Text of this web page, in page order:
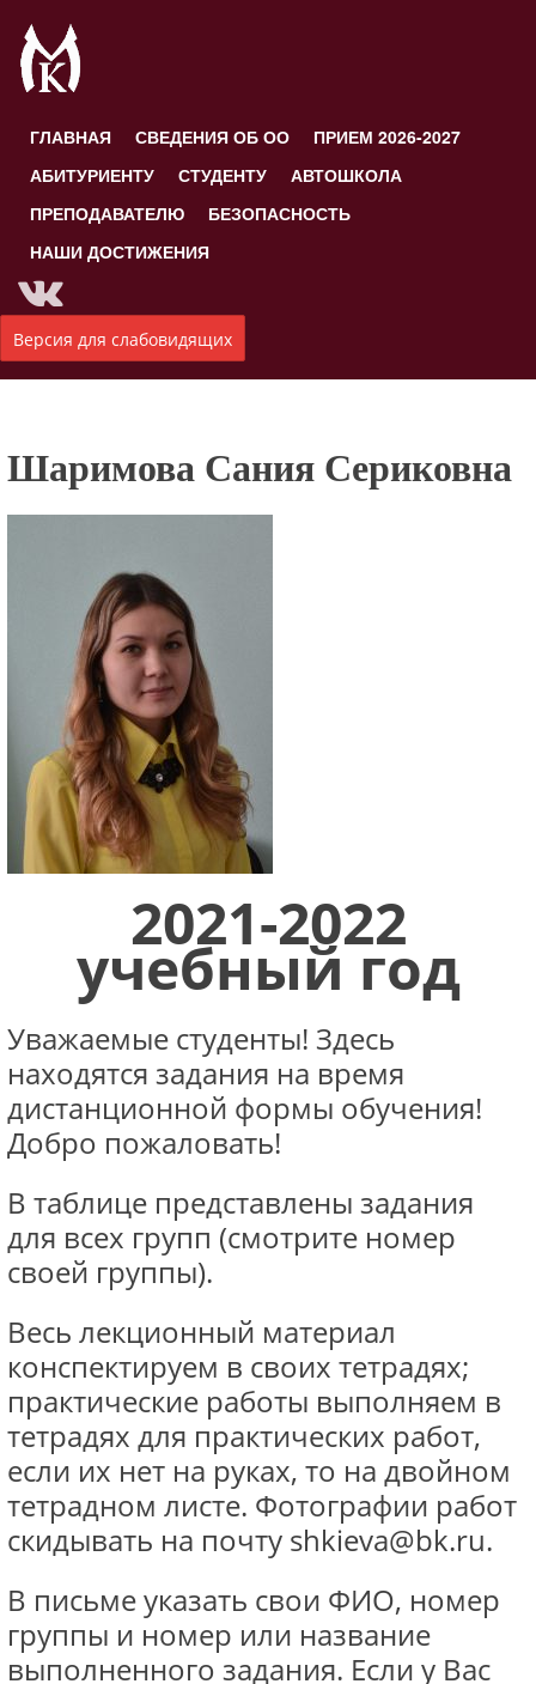
ГЛАВНАЯ СВЕДЕНИЯ ОБ ОО
ПРИЕМ 2026-2027
АБИТУРИЕНТУ
СТУДЕНТУ
АВТОШКОЛА
ПРЕПОДАВАТЕЛЮ
БЕЗОПАСНОСТЬ
НАШИ ДОСТИЖЕНИЯ
Версия для слабовидящих
Шаримова Сания Сериковна
2021-2022
учебный год
Уважаемые студенты! Здесь
находятся задания на время
дистанционной формы обучения!
Добро пожаловать!
В таблице представлены задания
для всех групп (смотрите номер
своей группы).
Весь лекционный материал
конспектируем в своих тетрадях;
практические работы выполняем в
тетрадях для практических работ,
если их нет на руках, то на двойном
тетрадном листе. Фотографии работ
скидывать на почту shkieva@bk.ru.
В письме указать свои ФИО, номер
группы и номер или название
выполненного задания. Если у Вас